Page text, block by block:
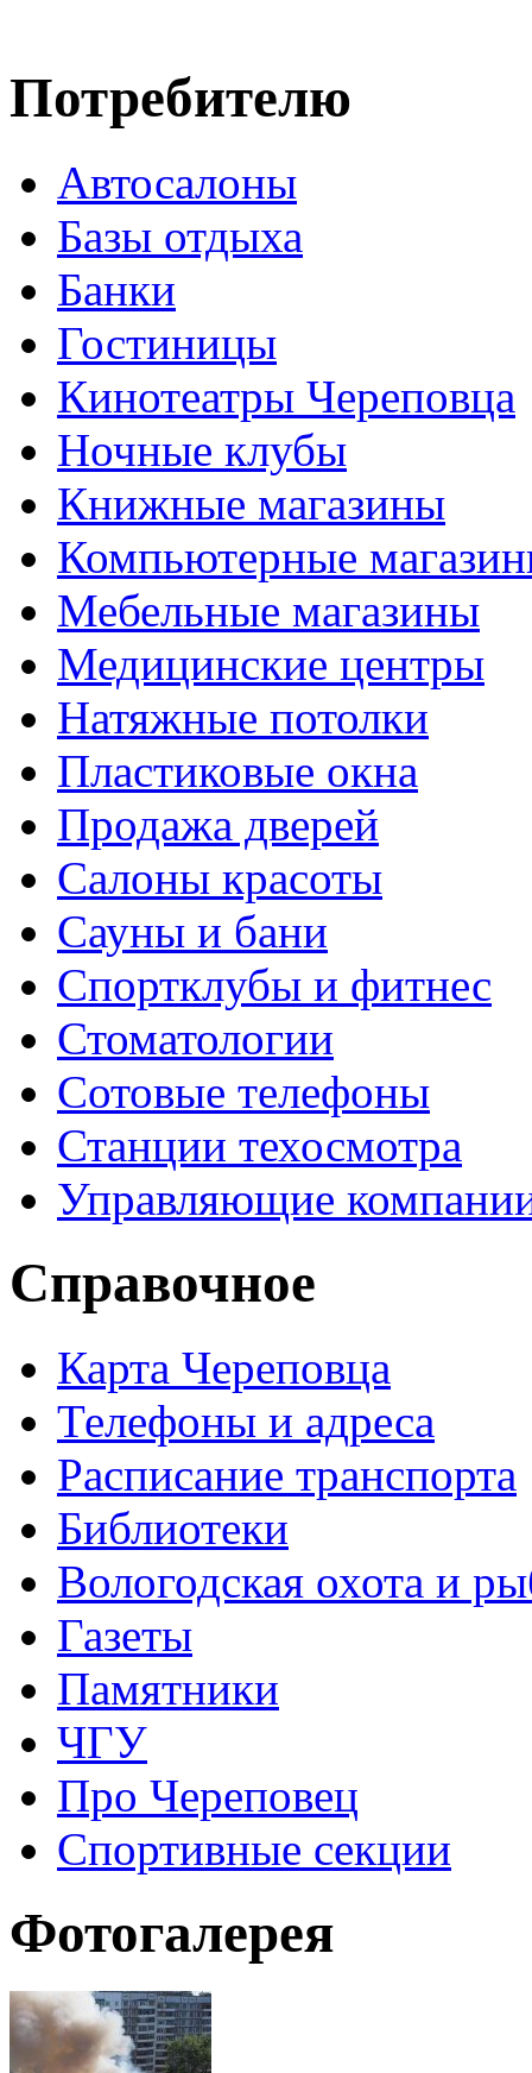
Потребителю
Автосалоны
Базы отдыха
Банки
Гостиницы
Кинотеатры Череповца
Ночные клубы
Книжные магазины
Компьютерные
Мебельные магазины
Медицинские центры
Натяжные потолки
Пластиковые окна
Продажа дверей
Салоны красоты
Сауны и бани
Спортклубы и фитнес
Стоматологии
Сотовые телефоны
Станции техосмотра
Управляющие
Справочное
Карта Череповца
Телефоны и адреса
Расписание транспорта
Библиотеки
Вологодская охота и
Газеты
Памятники
ЧГУ
Про Череповец
Спортивные секции
Фотогалерея